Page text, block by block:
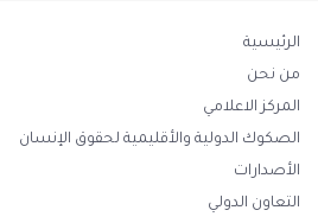
الرئيسية
من نحن
المركز الاعلامي
الصكوك الدولية والأقليمية لحقوق الإنسان
الأصدارات
التعاون الدولي